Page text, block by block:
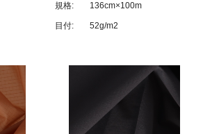
規格:
136cm×100m
目付: 52g/m2